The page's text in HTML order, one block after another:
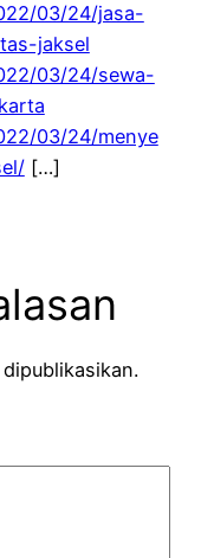
03/24/jasa-
jaksel
03/24/sewa-
03/24/menye
[…]